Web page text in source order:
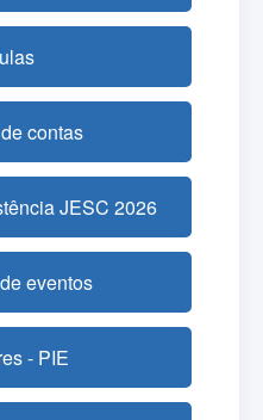
contas
JESC 2026
eventos
- PIE